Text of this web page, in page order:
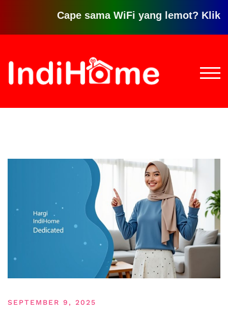
Cape sama WiFi yang lemot? Klik
konten
SEPTEMBER 9, 2025